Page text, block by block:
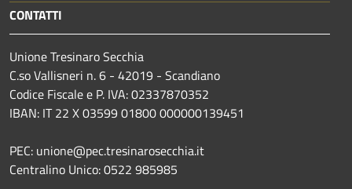
CONTATTI
Unione Tresinaro Secchia
C.so Vallisneri n. 6 - 42019 - Scandiano
Codice Fiscale e P. IVA: 02337870352
IBAN: IT 22 X 03599 01800 000000139451
PEC: unione@pec.tresinarosecchia.it
Centralino Unico: 0522 985985